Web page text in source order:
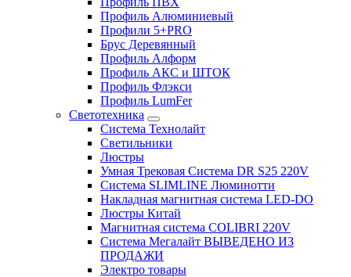
Профиль Алюминиевый
Профили 5+PRO
Брус Деревянный
Профиль Алформ
Профиль АКС и ШТОК
Профиль Флэкси
Профиль LumFer
Светотехника
Система Технолайт
Светильники
Люстры
Умная Трековая Система DR S25 220V
Система SLIMLINE Люминотти
Накладная магнитная система LED-DO
Люстры Китай
Магнитная система COLIBRI 220V
Система Мегалайт ВЫВЕДЕНО ИЗ
ПРОДАЖИ
Электро товары